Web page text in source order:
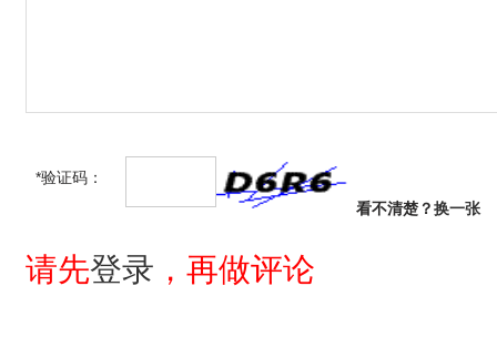
*验证码：
看不清楚？换一张
请先登录 ，再做评论